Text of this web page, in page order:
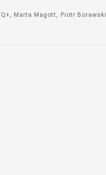
Marta Magott Piotr Borawski